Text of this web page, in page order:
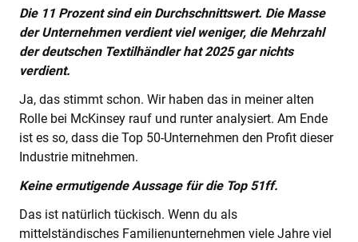
Die 11 Prozent sind ein Durchschnittswert. Die Masse
der Unternehmen verdient viel weniger, die Mehrzahl
der deutschen Textilhändler hat 2025 gar nichts
verdient.
Ja, das stimmt schon. Wir haben das in meiner alten
Rolle bei McKinsey rauf und runter analysiert. Am Ende
ist es so, dass die Top 50-Unternehmen den Profit dieser
Industrie mitnehmen.
Keine ermutigende Aussage für die Top 51ff.
Das ist natürlich tückisch. Wenn du als
mittelständisches Familienunternehmen viele Jahre viel